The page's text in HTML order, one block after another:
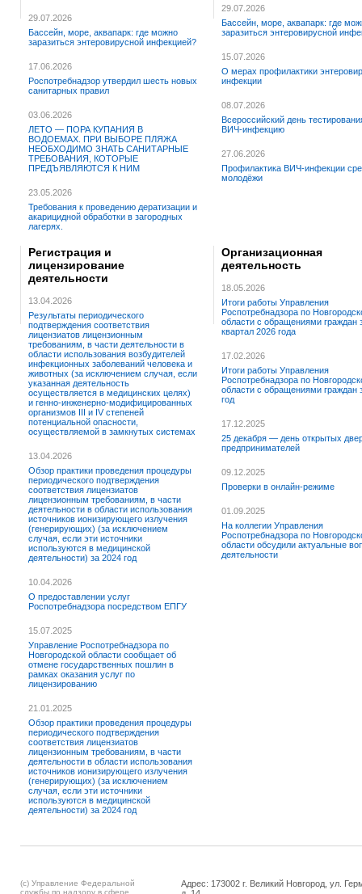
29.07.2026
Бассейн, море, аквапарк: где можно
заразиться энтеровирусной инфекцией?
17.06.2026
Роспотребнадзор утвердил шесть новых
санитарных правил
03.06.2026
ЛЕТО — ПОРА КУПАНИЯ В
ВОДОЕМАХ. ПРИ ВЫБОРЕ ПЛЯЖА
НЕОБХОДИМО ЗНАТЬ САНИТАРНЫЕ
ТРЕБОВАНИЯ, КОТОРЫЕ
ПРЕДЪЯВЛЯЮТСЯ К НИМ
23.05.2026
Требования к проведению дератизации и
акарицидной обработки в загородных
лагерях.
29.07.2026
Бассейн, море, аквапарк: где
заразиться энтеровирусной
15.07.2026
О мерах профилактики
инфекции
08.07.2026
Всероссийский день
ВИЧ-инфекцию
27.06.2026
Профилактика ВИЧ-инфекции
молодёжи
Регистрация и
лицензирование
деятельности
13.04.2026
Результаты периодического
подтверждения соответствия
лицензиатов лицензионным
требованиям, в части деятельности в
области использования возбудителей
инфекционных заболеваний человека и
животных (за исключением случая, если
указанная деятельность
осуществляется в медицинских целях)
и генно-инженерно-модифицированных
организмов III и IV степеней
потенциальной опасности,
осуществляемой в замкнутых системах
13.04.2026
Обзор практики проведения процедуры
периодического подтверждения
соответствия лицензиатов
лицензионным требованиям, в части
деятельности в области использования
источников ионизирующего излучения
(генерирующих) (за исключением
случая, если эти источники
используются в медицинской
деятельности) за 2024 год
10.04.2026
О предоставлении услуг
Роспотребнадзора посредством ЕПГУ
15.07.2025
Управление Роспотребнадзора по
Новгородской области сообщает об
отмене государственных пошлин в
рамках оказания услуг по
лицензированию
21.01.2025
Обзор практики проведения процедуры
периодического подтверждения
соответствия лицензиатов
лицензионным требованиям, в части
деятельности в области использования
источников ионизирующего излучения
(генерирующих) (за исключением
случая, если эти источники
используются в медицинской
деятельности) за 2024 год
Организационная
деятельность
18.05.2026
Итоги работы Управления
Роспотребнадзора по
области с обращениями граждан
квартал 2026 года
17.02.2026
Итоги работы Управления
Роспотребнадзора по
области с обращениями граждан
год
17.12.2025
25 декабря — день открытых
предпринимателей
09.12.2025
Проверки в онлайн-режиме
01.09.2025
На коллегии Управления
Роспотребнадзора по
области обсудили актуальные
деятельности
(c) Управление Федеральной
службы по надзору в сфере
Адрес: 173002 г. Великий Новгород, ул.